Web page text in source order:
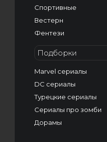
Спортивные
Вестерн
Фентези
Подборки
Marvel сериалы
DC сериалы
Турецкие сериалы
Сериалы про зомби
Дорамы